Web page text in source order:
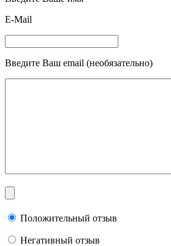
E-Mail
Введите Ваш email (необязательно)
Положительный отзыв
Негативный отзыв